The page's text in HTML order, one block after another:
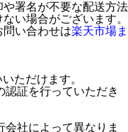
署名が不要な配送方法
い場合がございます。
い合わせは楽天市場ま
ただけます。
認証を行っていただき
会社によって異なりま